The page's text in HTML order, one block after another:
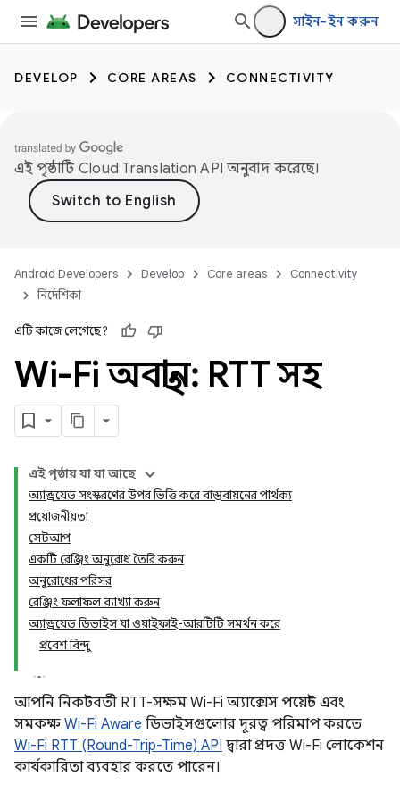
সাইন-ইন করুন
DEVELOP CORE AREAS CONNECTIVITY
এই পৃষ্ঠাটি Cloud Translation API অনুবাদ করেছে।
Android Developers Develop Core areas
Connectivity
নির্দেশিকা
এটি কাজে লেগেছে?
Wi-Fi অবস্থান: RTT সহ
এই পৃষ্ঠায় যা যা আছে
অ্যান্ড্রয়েড সংস্করণের উপর ভিত্তি করে বাস্তবায়নের পার্থক্য
প্রয়োজনীয়তা
সেটআপ
একটি রেঞ্জিং অনুরোধ তৈরি করুন
অনুরোধের পরিসর
রেঞ্জিং ফলাফল ব্যাখ্যা করুন
অ্যান্ড্রয়েড ডিভাইস যা ওয়াইফাই-আরটিটি সমর্থন করে
প্রবেশ বিন্দু
আপনি নিকটবর্তী RTT-সক্ষম Wi-Fi অ্যাক্সেস পয়েন্ট এবং
সমকক্ষ Wi-Fi Aware ডিভাইসগুলোর দূরত্ব পরিমাপ করতে
Wi-Fi RTT (Round-Trip-Time) API দ্বারা প্রদত্ত Wi-Fi লোকেশন
কার্যকারিতা ব্যবহার করতে পারেন।